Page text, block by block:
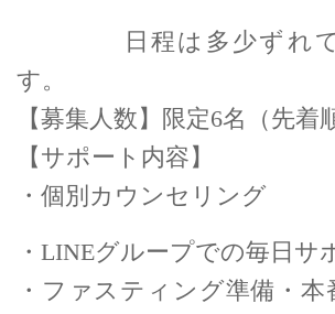
日程は多少ずれて
す。
【募集人数】限定6名（先着
【サポート内容】
・個別カウンセリング
・LINEグループでの毎日サ
・ファスティング準備・本